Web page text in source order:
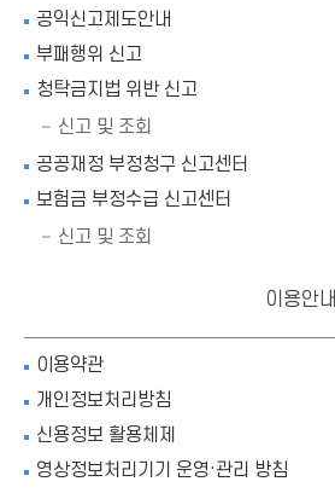
공익신고제도안내
부패행위 신고
청탁금지법 위반 신고
신고 및 조회
공공재정 부정청구 신고센터
보험금 부정수급 신고센터
신고 및 조회
이용안내
이용약관
개인정보처리방침
신용정보 활용체제
영상정보처리기기 운영·관리 방침